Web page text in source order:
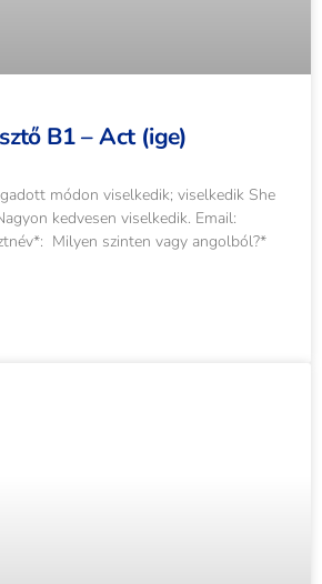
B1 – Act (ige)
módon viselkedik; viselkedik She
kedvesen viselkedik. Email:
Milyen szinten vagy angolból?*